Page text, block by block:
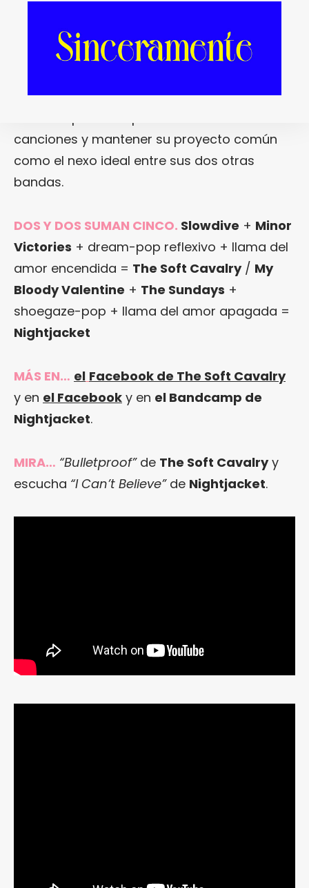
alianza artística entre
Steve Clarke
Goswell, quien deberá buscar un hueco
Victoriesregresen a la palestra para ayudar
canciones y mantener su proyecto común
como el nexo ideal entre sus dos otras
bandas.
DOS Y DOS SUMAN CINCO. Slowdive + Minor
Victories + dream-pop reflexivo + llama del
amor encendida = The Soft Cavalry/ My
Bloody Valentine + The Sundays +
shoegaze-pop + llama del amor apagada =
Nightjacket
MÁS EN… el Facebook de The Soft Cavalry
y en el Facebook y en el Bandcamp de
Nightjacket.
MIRA… “Bulletproof”de The Soft Cavalryy
escucha “I Can’t Believe”de Nightjacket.